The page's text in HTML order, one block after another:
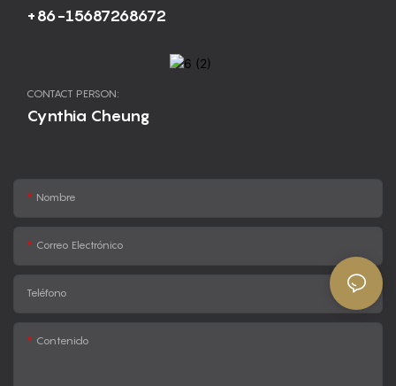
+86-15687268672
CONTACT PERSON:
Cynthia Cheung
Nombre
Correo Electrónico
Teléfono
Contenido